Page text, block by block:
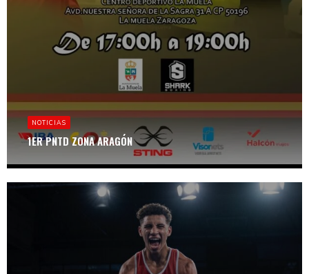
NOTICIAS
1ER PNTD ZONA ARAGÓN